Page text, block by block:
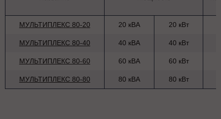
МУЛЬТИПЛЕКС 80-20 20 кВА 20 кВт
МУЛЬТИПЛЕКС 80-40 40 кВА 40 кВт
МУЛЬТИПЛЕКС 80-60 60 кВА 60 кВт
МУЛЬТИПЛЕКС 80-80 80 кВА 80 кВт